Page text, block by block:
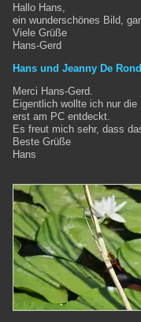
Hallo Hans,
ein wunderschönes Bild,
Viele Grüße
Hans-Gerd
Hans und Jeanny De Rond
Merci Hans-Gerd.
Eigentlich wollte ich nur
erst am PC entdeckt.
Es freut mich sehr, dass
Beste Grüße
Hans